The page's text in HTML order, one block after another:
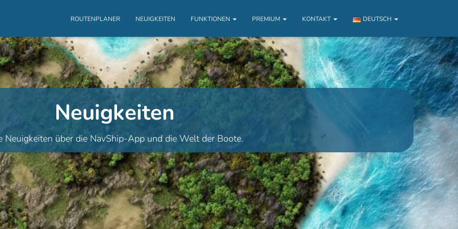
ROUTENPLANER NEUIGKEITEN FUNKTIONEN PREMIUM KONTAKT DEUTSCH
Neuigkeiten
Neuigkeiten über die NavShip-App und die Welt der Boote.